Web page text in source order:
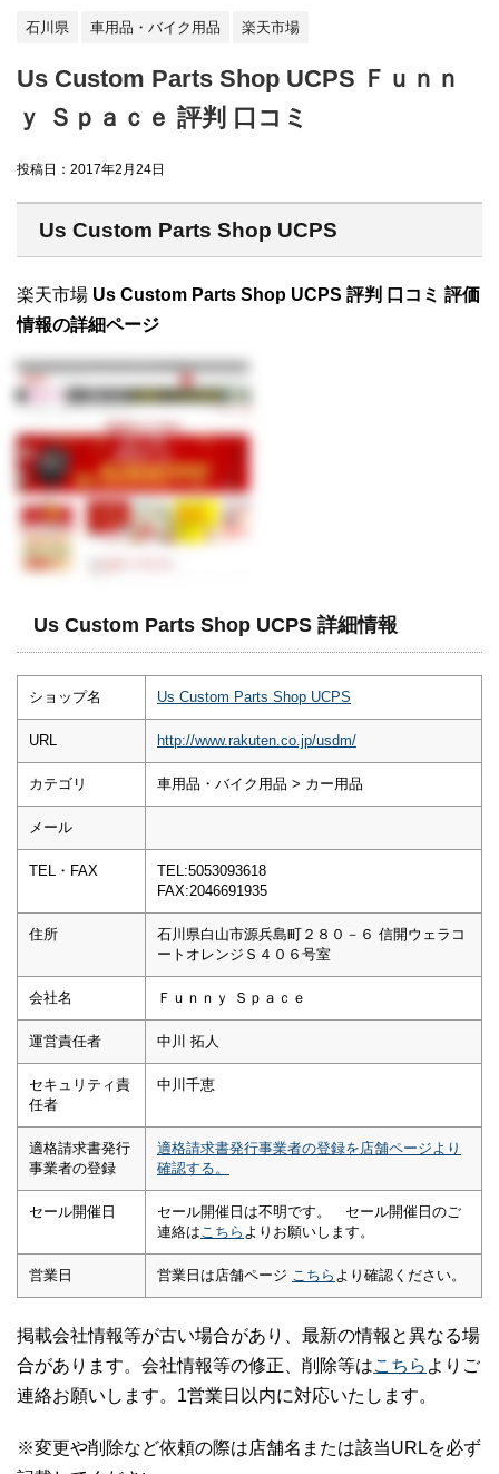
石川県 車用品・バイク用品 楽天市場
Us Custom Parts Shop UCPS Ｆｕｎｎ
ｙ Ｓｐａｃｅ 評判 口コミ
投稿日： 2017年2月24日
Us Custom Parts Shop UCPS
楽天市場 Us Custom Parts Shop UCPS 評判 口コミ 評価
情報の詳細ページ
Us Custom Parts Shop UCPS 詳細情報
ショップ名 Us Custom Parts Shop UCPS
URL http://www.rakuten.co.jp/usdm/
カテゴリ 車用品・バイク用品 > カー用品
メール
TEL・FAX
TEL:5053093618
FAX:2046691935
住所
石川県白山市源兵島町２８０－６ 信開ウェラコ
ートオレンジＳ４０６号室
会社名 Ｆｕｎｎｙ Ｓｐａｃｅ
運営責任者 中川 拓人
セキュリティ責
任者
中川千恵
適格請求書発行
事業者の登録
適格請求書発行事業者の登録を店舗ページより
確認する。
セール開催日
セール開催日は不明です。 セール開催日のご
連絡は こちら よりお願いします。
営業日 営業日は店舗ページ こちら より確認ください。
掲載会社情報等が古い場合があり、最新の情報と異なる場
合があります。会社情報等の修正、削除等はこちら よりご
連絡お願いします。1営業日以内に対応いたします。
※変更や削除など依頼の際は店舗名または該当URLを必ず